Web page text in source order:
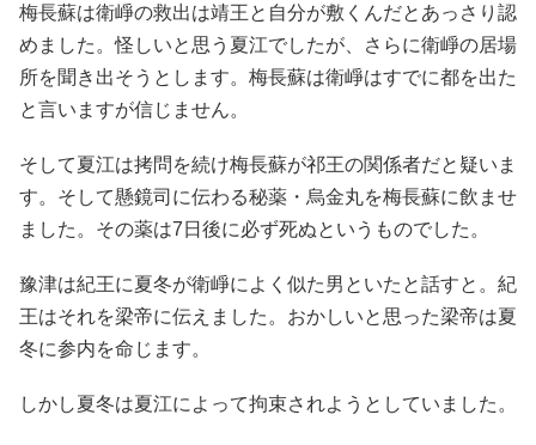
梅長蘇は衛崢の救出は靖王と自分が敷くんだとあっさり認
めました。怪しいと思う夏江でしたが、さらに衛崢の居場
所を聞き出そうとします。梅長蘇は衛崢はすでに都を出た
と言いますが信じません。
そして夏江は拷問を続け梅長蘇が祁王の関係者だと疑いま
す。そして懸鏡司に伝わる秘薬・烏金丸を梅長蘇に飲ませ
ました。その薬は7日後に必ず死ぬというものでした。
豫津は紀王に夏冬が衛崢によく似た男といたと話すと。紀
王はそれを梁帝に伝えました。おかしいと思った梁帝は夏
冬に参内を命じます。
しかし夏冬は夏江によって拘束されようとしていました。